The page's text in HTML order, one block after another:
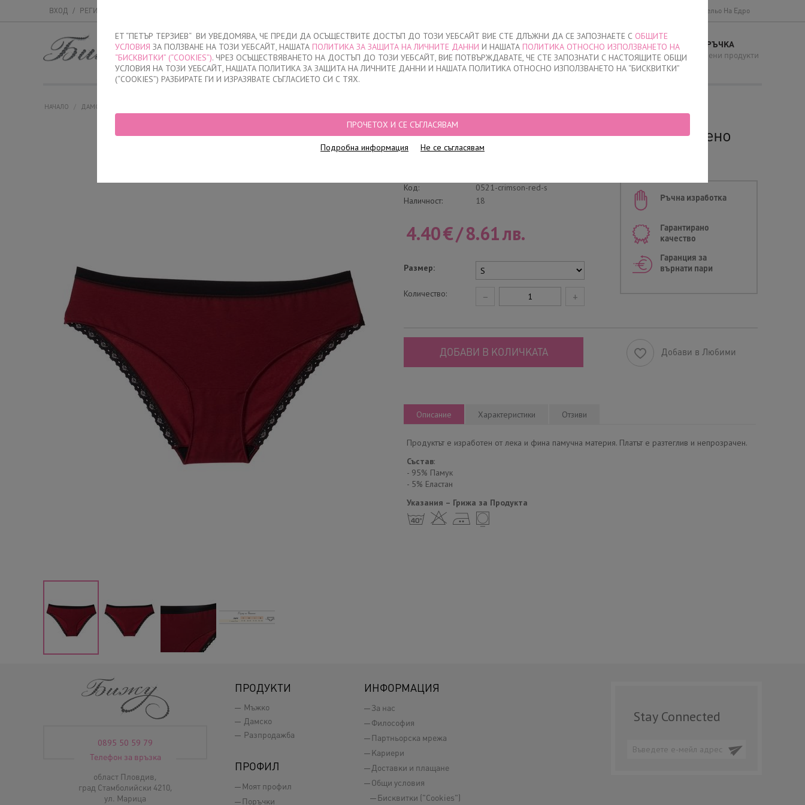
ET “ПЕТЪР ТЕРЗИЕВ“ ВИ УВЕДОМЯВА, ЧЕ ПРЕДИ ДА ОСЪЩЕСТВИТЕ ДОСТЪП ДО ТОЗИ УЕБСАЙТ ВИЕ СТЕ ДЛЪЖНИ ДА СЕ ЗАПОЗНАЕТЕ С ОБЩИТЕ
УСЛОВИЯ ЗА ПОЛЗВАНЕ НА ТОЗИ УЕБСАЙТ, НАШАТА ПОЛИТИКА ЗА ЗАЩИТА НА ЛИЧНИТЕ ДАННИ И НАШАТА ПОЛИТИКА ОТНОСНО ИЗПОЛЗВАНЕТО НА
“БИСКВИТКИ” (“COOKIES”). ЧРЕЗ ОСЪЩЕСТВЯВАНЕТО НА ДОСТЪП ДО ТОЗИ УЕБСАЙТ, ВИЕ ПОТВЪРЖДАВАТЕ, ЧЕ СТЕ ЗАПОЗНАТИ С НАСТОЯЩИТЕ ОБЩИ
УСЛОВИЯ НА ТОЗИ УЕБСАЙТ, НАШАТА ПОЛИТИКА ЗА ЗАЩИТА НА ЛИЧНИТЕ ДАННИ И НАШАТА ПОЛИТИКА ОТНОСНО ИЗПОЛЗВАНЕТО НА “БИСКВИТКИ”
(“COOKIES”) РАЗБИРАТЕ ГИ И ИЗРАЗЯВАТЕ СЪГЛАСИЕТО СИ С ТЯХ.
ПРОЧЕТОХ И СЕ СЪГЛАСЯВАМ
Подробна информация Не се съгласявам
ВХОД / РЕГИСТРАЦИЯ Бельо На Едро
МЪЖКО ДАМСКО ДЕТСКО НАМАЛЕНИЯ КЪДЕ ДА КУПЯ КОНТАКТИ
МОЯТА ПОРЪЧКА
няма добавени продукти
НАЧАЛО / ДАМСКО
Бикини Класически, 0521, Пурпурно червено
Ръчна изработка
Гарантирано
качество
Гаранция за
върнати пари
Код:
0521-crimson-red-s
Наличност:
18
4.40€/8.61лв.
Размер:
Количество: +
−
ДОБАВИ В КОЛИЧКАТА Добави в Любими
Описание Характеристики Отзиви
Продуктът е изработен от лека и фина памучна материя. Платът е разтеглив и непрозрачен.
Състав:
- 95% Памук
- 5% Еластан
Указания – Грижа за Продукта
h H E Y
0895 50 59 79
Телефон за връзка
област Пловдив,
град Стамболийски 4210,
ул. Марица
ПРОДУКТИ
Мъжко
Дамско
Разпродажба
ПРОФИЛ
Моят профил
Поръчки
Stay Connected
ИНФОРМАЦИЯ
За нас
Философия
Партньорска мрежа
Кариери
Доставки и плащане
Общи условия
Бисквитки ("Cookies")